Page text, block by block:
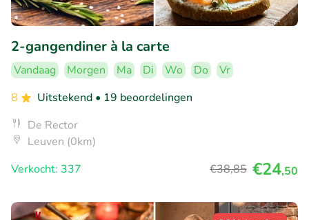
2-gangendiner à la carte
Vandaag Morgen Ma Di Wo Do
Vr
8
Uitstekend • 19 beoordelingen
De Rector
Leuven (0km)
Verkocht: 337
€38,85 €24,50